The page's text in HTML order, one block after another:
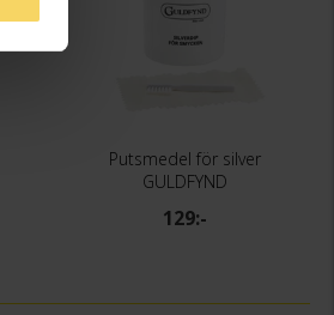
Putsmedel för silver
GULDFYND
129:-